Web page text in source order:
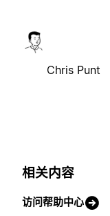
Chris Punt
相关内容
访问帮助中心